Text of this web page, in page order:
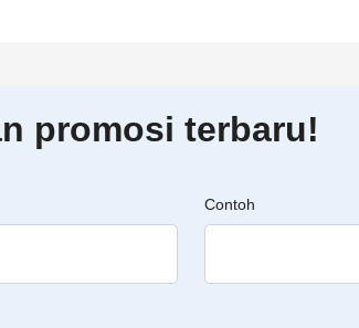
promosi terbaru!
Contoh